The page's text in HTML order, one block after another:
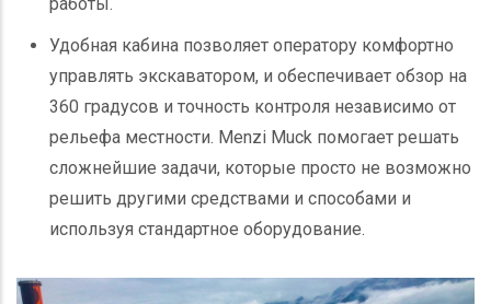
Удобная кабина позволяет оператору комфортно
управлять экскаватором, и обеспечивает обзор на
360 градусов и точность контроля независимо от
рельефа местности. Menzi Muck помогает решать
сложнейшие задачи, которые просто не возможно
решить другими средствами и способами и
используя стандартное оборудование.